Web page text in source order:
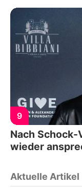
9
Nach
wieder
Aktuelle Artikel